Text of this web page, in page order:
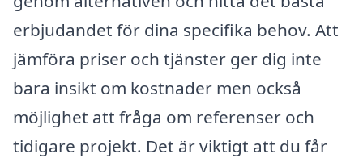
erbjudandet för dina specifika behov. Att
jämföra priser och tjänster ger dig inte
bara insikt om kostnader men också
möjlighet att fråga om referenser och
tidigare projekt. Det är viktigt att du får